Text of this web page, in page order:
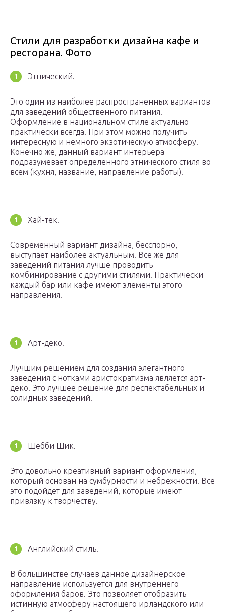
Стили для разработки дизайна кафе и
ресторана. Фото
Этнический.
Это один из наиболее распространенных вариантов
для заведений общественного питания.
Оформление в национальном стиле актуально
практически всегда. При этом можно получить
интересную и немного экзотическую атмосферу.
Конечно же, данный вариант интерьера
подразумевает определенного этнического стиля во
всем (кухня, название, направление работы).
Хай-тек.
Современный вариант дизайна, бесспорно,
выступает наиболее актуальным. Все же для
заведений питания лучше проводить
комбинирование с другими стилями. Практически
каждый бар или кафе имеют элементы этого
направления.
Арт-деко.
Лучшим решением для создания элегантного
заведения с нотками аристократизма является арт-
деко. Это лучшее решение для респектабельных и
солидных заведений.
Шебби Шик.
Это довольно креативный вариант оформления,
который основан на сумбурности и небрежности. Все
это подойдет для заведений, которые имеют
привязку к творчеству.
Английский стиль.
В большинстве случаев данное дизайнерское
направление используется для внутреннего
оформления баров. Это позволяет отобразить
истинную атмосферу настоящего ирландского или